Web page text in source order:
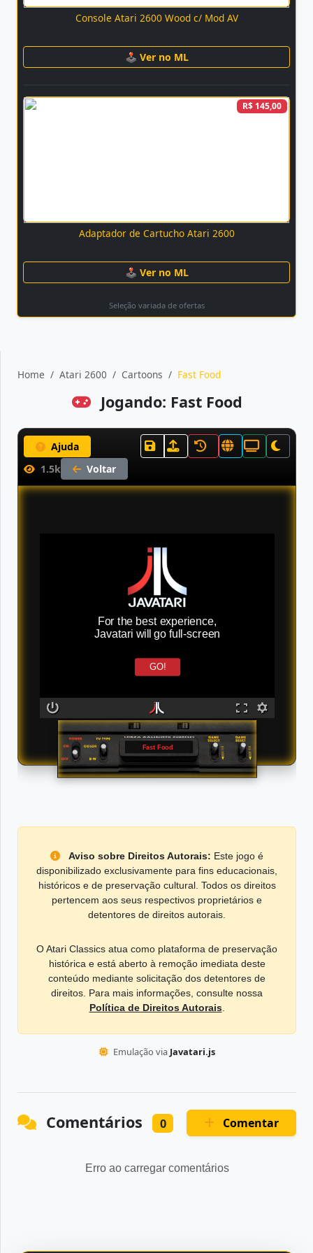
Console Atari 2600 Wood c/ Mod AV
🕹 Ver no ML
R$ 145,00
Adaptador de Cartucho Atari 2600
🕹 Ver no ML
Seleção variada de ofertas
Home Atari 2600 Cartoons Fast Food
Jogando: Fast Food
Ajuda
1.5k
Voltar
For the best experience,
Javatari will go full-screen
GO!
Fast Food
Aviso sobre Direitos Autorais: Este jogo é
disponibilizado exclusivamente para fins educacionais,
históricos e de preservação cultural. Todos os direitos
pertencem aos seus respectivos proprietários e
detentores de direitos autorais.
O Atari Classics atua como plataforma de preservação
histórica e está aberto à remoção imediata deste
conteúdo mediante solicitação dos detentores de
direitos. Para mais informações, consulte nossa
Política de Direitos Autorais.
Emulação via Javatari.js
Comentários 0 Comentar
Erro ao carregar comentários